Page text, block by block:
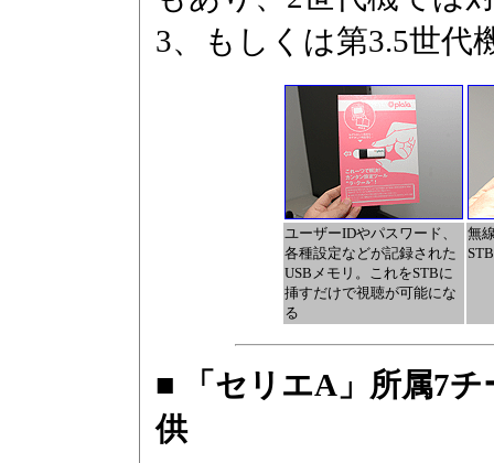
3、もしくは第3.5世代
ユーザーIDやパスワード、
各種設定などが記録された
USBメモリ。これをSTBに
挿すだけで視聴が可能にな
る
無
■ 「セリエA」所属7
供